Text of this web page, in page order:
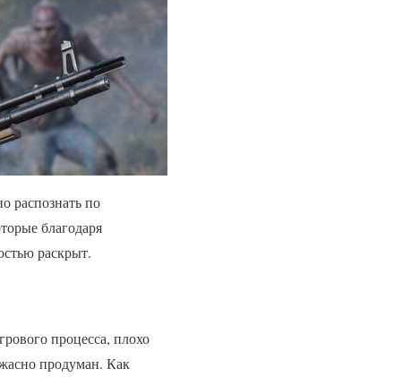
распознать по
благодаря
раскрыт.
процесса, плохо
продуман. Как